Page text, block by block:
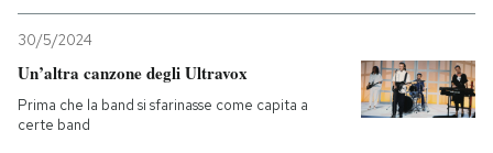
30/5/2024
Un’altra canzone degli Ultravox
Prima che la band si sfarinasse come capita a
certe band